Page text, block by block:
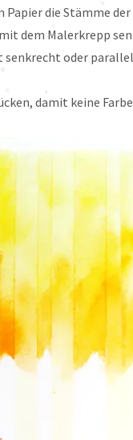
Papier die Stämme
dem Malerkrepp
senkrecht oder
damit keine